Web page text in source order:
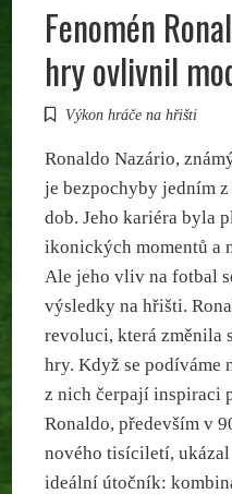
Fenomén
hry ovlivnil
Výkon hráče na hřišti
Ronaldo Nazário,
je bezpochyby jedním
dob. Jeho kariéra byla
ikonických momentů a
Ale jeho vliv na fotbal
výsledky na hřišti.
revoluci, která změnila
hry. Když se podíváme
z nich čerpají inspiraci
Ronaldo, především v
nového tisíciletí,
ideální útočník: